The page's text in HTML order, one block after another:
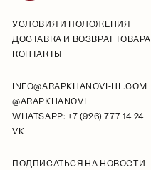
УСЛОВИЯ И ПОЛОЖЕНИЯ
ДОСТАВКА И ВОЗВРАТ ТОВАРА
КОНТАКТЫ
INFO@ARAPKHANOVI-HL.COM
@ARAPKHANOVI
WHATSAPP: +7 (926) 777 14 24
VK
ПОДПИСАТЬСЯ НА НОВОСТИ